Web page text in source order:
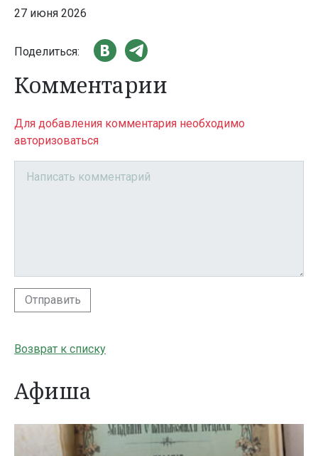
27 июня 2026
Поделиться:
Комментарии
Для добавления комментария необходимо
авторизоваться
Отправить
Возврат к списку
Афиша